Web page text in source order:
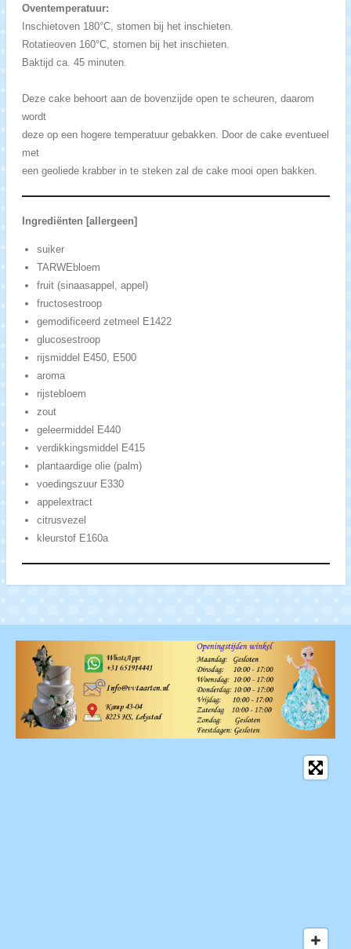
Oventemperatuur:
Inschietoven 180°C, stomen bij het inschieten.
Rotatieoven 160°C, stomen bij het inschieten.
Baktijd ca. 45 minuten.
Deze cake behoort aan de bovenzijde open te scheuren, daarom
wordt
deze op een hogere temperatuur gebakken. Door de cake eventueel
met
een geoliede krabber in te steken zal de cake mooi open bakken.
Ingrediënten [allergeen]
suiker
TARWEbloem
fruit (sinaasappel, appel)
fructosestroop
gemodificeerd zetmeel E1422
glucosestroop
rijsmiddel E450, E500
aroma
rijstebloem
zout
geleermiddel E440
verdikkingsmiddel E415
plantaardige olie (palm)
voedingszuur E330
appelextract
citrusvezel
kleurstof E160a